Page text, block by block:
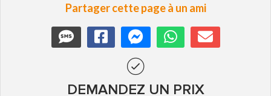
Partager cette page à un ami
DEMANDEZ UN PRIX